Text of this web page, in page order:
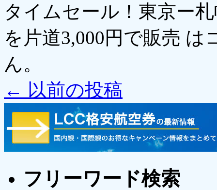
タイムセール！東京ー
を片道3,000円で販売 は
ん。
← 以前の投稿
フリーワード検索